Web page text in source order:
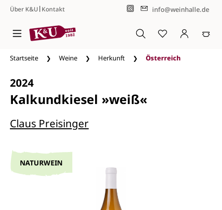
Zum Hauptinhalt springen
Über K&U| Kontakt info@weinhalle.de
Startseite Weine Herkunft Österreich
2024
Kalkundkiesel »weiß«
Claus Preisinger
Bildergalerie überspringen
NATURWEIN